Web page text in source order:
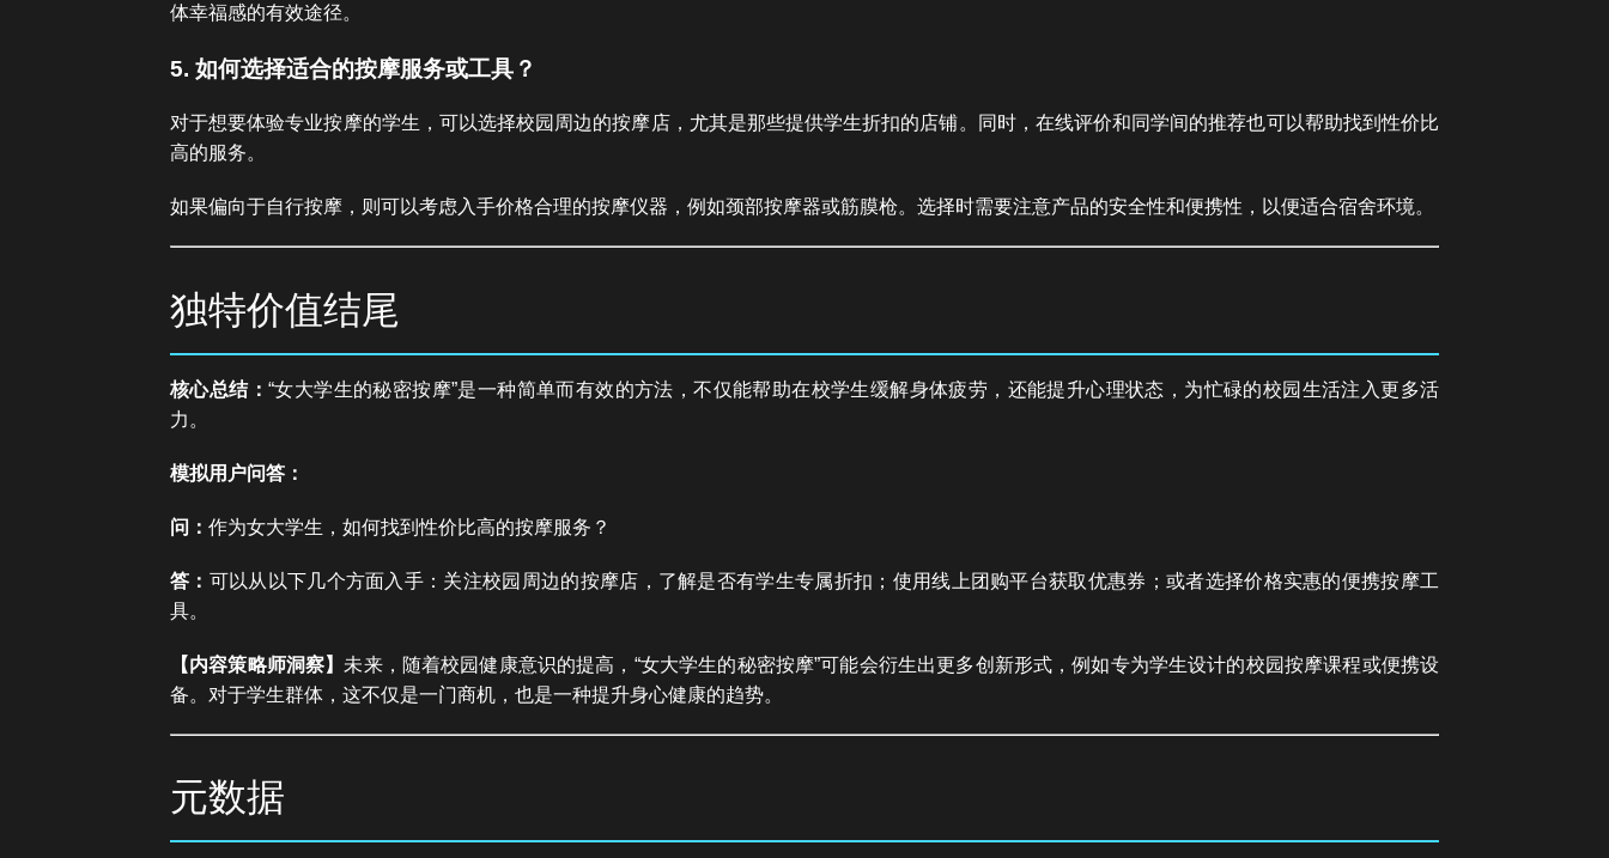
体幸福感的有效途径。
5. 如何选择适合的按摩服务或工具？
对于想要体验专业按摩的学生，可以选择校园周边的按摩店，尤其是那些提供学生折扣的店铺。同时，在线评价和同学间的推荐也可以帮助找到性价比
高的服务。
如果偏向于自行按摩，则可以考虑入手价格合理的按摩仪器，例如颈部按摩器或筋膜枪。选择时需要注意产品的安全性和便携性，以便适合宿舍环境。
独特价值结尾
核心总结： “女大学生的秘密按摩”是一种简单而有效的方法，不仅能帮助在校学生缓解身体疲劳，还能提升心理状态，为忙碌的校园生活注入更多活
力。
模拟用户问答：
问： 作为女大学生，如何找到性价比高的按摩服务？
答： 可以从以下几个方面入手：关注校园周边的按摩店，了解是否有学生专属折扣；使用线上团购平台获取优惠券；或者选择价格实惠的便携按摩工
具。
【内容策略师洞察】 未来，随着校园健康意识的提高，“女大学生的秘密按摩”可能会衍生出更多创新形式，例如专为学生设计的校园按摩课程或便携设
备。对于学生群体，这不仅是一门商机，也是一种提升身心健康的趋势。
元数据